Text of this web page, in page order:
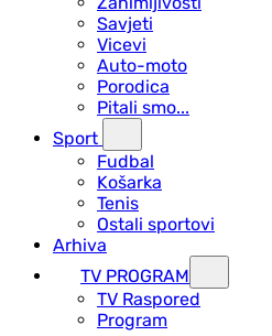
Savjeti
Vicevi
Auto-moto
Porodica
Pitali smo...
Sport
Fudbal
Košarka
Tenis
Ostali sportovi
Arhiva
TV PROGRAM
ТV Raspored
Program